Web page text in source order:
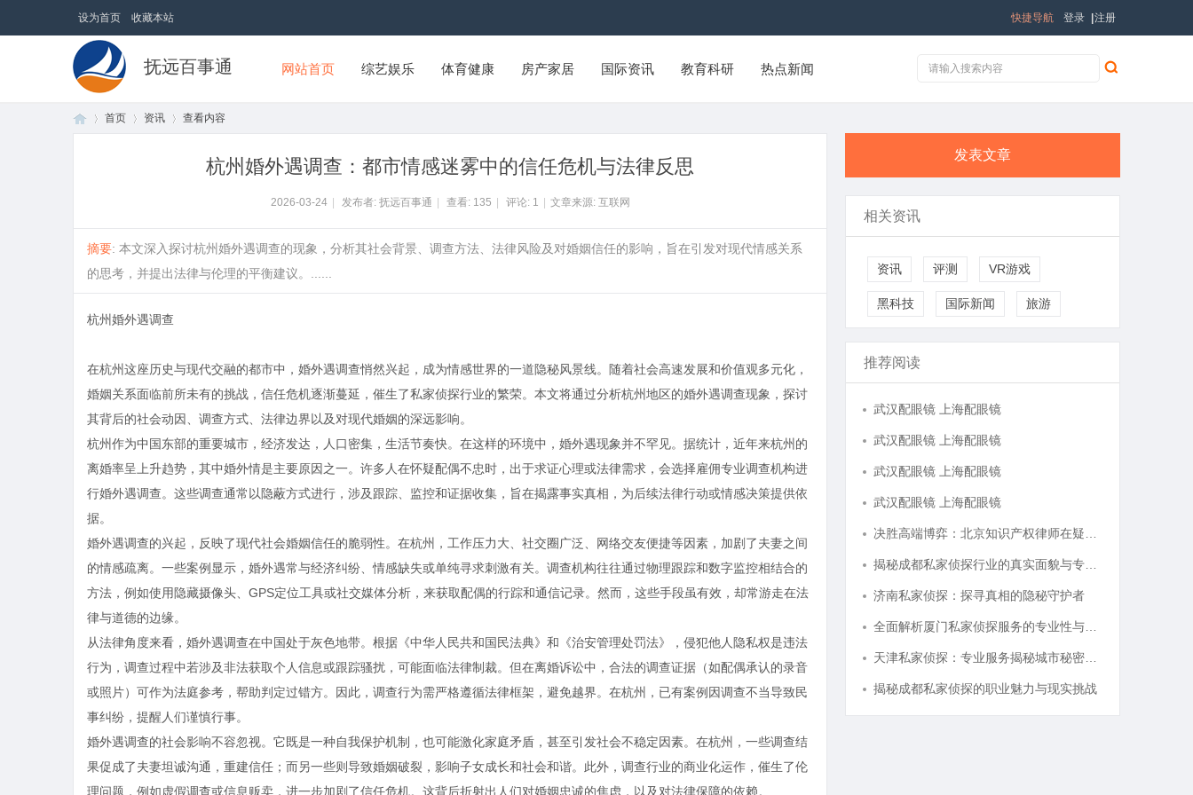
设为首页 收藏本站 登录 注册
快捷导航
抚远百事通 网站首页 综艺娱乐 体育健康 房产家居 国际资讯 教育科研 热点新闻
首页 资讯 查看内容
杭州婚外遇调查：都市情感迷雾中的信任危机与法律反思
2026-03-24 发布者: 抚远百事通 查看: 135 评论: 1 文章来源: 互联网
摘要: 本文深入探讨杭州婚外遇调查的现象，分析其社会背景、调查方法、法律风险及对婚姻信任的影响，旨在引发对现代情感关系
的思考，并提出法律与伦理的平衡建议。......
杭州婚外遇调查
在杭州这座历史与现代交融的都市中，婚外遇调查悄然兴起，成为情感世界的一道隐秘风景线。随着社会高速发展和价值观多元化，
婚姻关系面临前所未有的挑战，信任危机逐渐蔓延，催生了私家侦探行业的繁荣。本文将通过分析杭州地区的婚外遇调查现象，探讨
其背后的社会动因、调查方式、法律边界以及对现代婚姻的深远影响。
杭州作为中国东部的重要城市，经济发达，人口密集，生活节奏快。在这样的环境中，婚外遇现象并不罕见。据统计，近年来杭州的
离婚率呈上升趋势，其中婚外情是主要原因之一。许多人在怀疑配偶不忠时，出于求证心理或法律需求，会选择雇佣专业调查机构进
行婚外遇调查。这些调查通常以隐蔽方式进行，涉及跟踪、监控和证据收集，旨在揭露事实真相，为后续法律行动或情感决策提供依
据。
婚外遇调查的兴起，反映了现代社会婚姻信任的脆弱性。在杭州，工作压力大、社交圈广泛、网络交友便捷等因素，加剧了夫妻之间
的情感疏离。一些案例显示，婚外遇常与经济纠纷、情感缺失或单纯寻求刺激有关。调查机构往往通过物理跟踪和数字监控相结合的
方法，例如使用隐藏摄像头、GPS定位工具或社交媒体分析，来获取配偶的行踪和通信记录。然而，这些手段虽有效，却常游走在法
律与道德的边缘。
从法律角度来看，婚外遇调查在中国处于灰色地带。根据《中华人民共和国民法典》和《治安管理处罚法》，侵犯他人隐私权是违法
行为，调查过程中若涉及非法获取个人信息或跟踪骚扰，可能面临法律制裁。但在离婚诉讼中，合法的调查证据（如配偶承认的录音
或照片）可作为法庭参考，帮助判定过错方。因此，调查行为需严格遵循法律框架，避免越界。在杭州，已有案例因调查不当导致民
事纠纷，提醒人们谨慎行事。
婚外遇调查的社会影响不容忽视。它既是一种自我保护机制，也可能激化家庭矛盾，甚至引发社会不稳定因素。在杭州，一些调查结
果促成了夫妻坦诚沟通，重建信任；而另一些则导致婚姻破裂，影响子女成长和社会和谐。此外，调查行业的商业化运作，催生了伦
理问题，例如虚假调查或信息贩卖，进一步加剧了信任危机。这背后折射出人们对婚姻忠诚的焦虑，以及对法律保障的依赖。
发表文章
相关资讯
资讯 评测 VR游戏
黑科技 国际新闻 旅游
推荐阅读
武汉配眼镜 上海配眼镜
武汉配眼镜 上海配眼镜
武汉配眼镜 上海配眼镜
武汉配眼镜 上海配眼镜
济南私家侦探：探寻真相的隐秘守护者
揭秘成都私家侦探的职业魅力与现实挑战